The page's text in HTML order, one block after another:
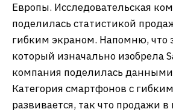
Европы. Исследовательская
поделилась статистикой
гибким экраном. Напомню, что
который изначально изобрела
компания поделилась данными
Категория смартфонов с
развивается, так что продажи